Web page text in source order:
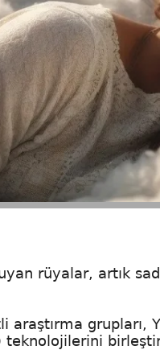
rüyalar, artık
araştırma
teknolojilerini